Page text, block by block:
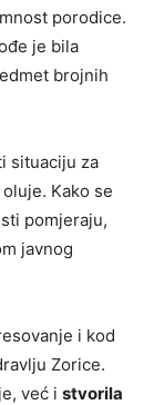
porodice.
je bila
brojnih
situaciju za
Kako se
pomjeraju,
javnog
i kod
Zorice.
već i stvorila